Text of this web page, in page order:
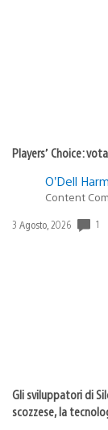
Players’ Choice:
O’Dell
Content
Data
3 Agosto, 2026 1
Gli sviluppatori di
scozzese, la